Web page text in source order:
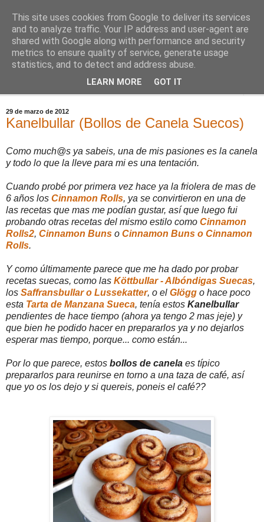
Comoju
La Cocina del Día a Día y el día a día de la Gastronomía
29 de marzo de 2012
Kanelbullar (Bollos de Canela Suecos)
Como much@s ya sabeis, una de mis pasiones es la canela
y todo lo que la lleve para mi es una tentación.
Cuando probé por primera vez hace ya la friolera de mas de
6 años los Cinnamon Rolls, ya se convirtieron en una de
las recetas que mas me podían gustar, así que luego fui
probando otras recetas del mismo estilo como Cinnamon
Rolls2, Cinnamon Buns o Cinnamon Buns o Cinnamon
Rolls.
Y como últimamente parece que me ha dado por probar
recetas suecas, como las Köttbullar - Albóndigas Suecas,
los Saffransbullar o Lussekatter, o el Glögg o hace poco
esta Tarta de Manzana Sueca, tenía estos Kanelbullar
pendientes de hace tiempo (ahora ya tengo 2 mas jeje) y
que bien he podido hacer en prepararlos ya y no dejarlos
esperar mas tiempo, porque... como están...
Por lo que parece, estos bollos de canela es típico
prepararlos para reunirse en torno a una taza de café, así
que yo os los dejo y si quereis, poneis el café??
This site uses cookies from Google to deliver its services
and to analyze traffic. Your IP address and user-agent are
shared with Google along with performance and security
metrics to ensure quality of service, generate usage
statistics, and to detect and address abuse.
LEARN MORE GOT IT